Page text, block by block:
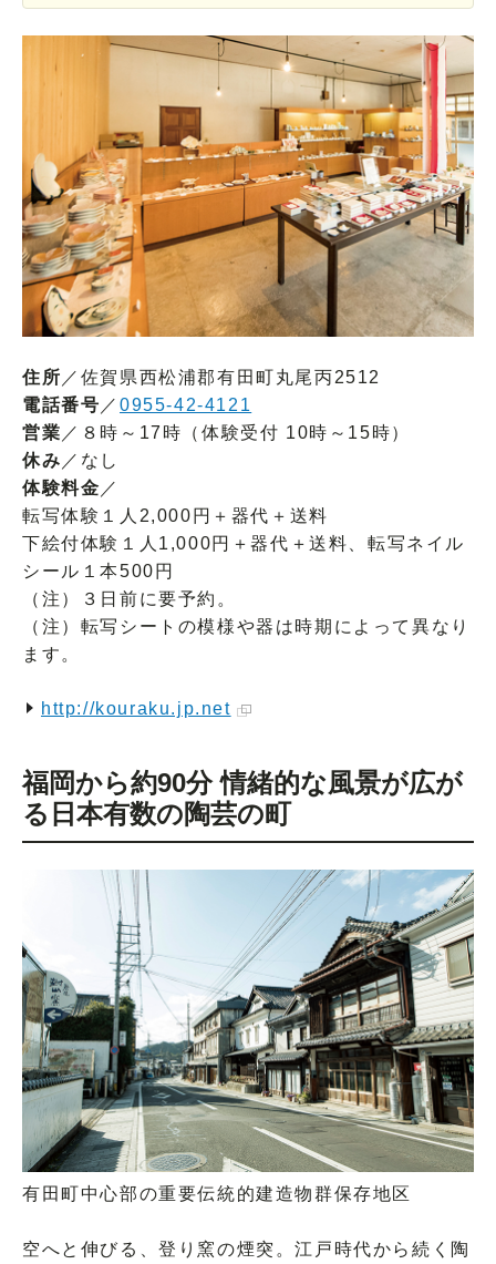
住所 ／佐賀県西松浦郡有田町丸尾丙2512
電話番号 ／0955-42-4121
営業 ／８時～17時（体験受付 10時～15時）
休み ／なし
体験料金 ／
転写体験１人2,000円＋器代＋送料
下絵付体験１人1,000円＋器代＋送料、転写ネイル
シール１本500円
（注）３日前に要予約。
（注）転写シートの模様や器は時期によって異なり
ます。
http://kouraku.jp.net
福岡から約90分 情緒的な風景が広が
る日本有数の陶芸の町
有田町中心部の重要伝統的建造物群保存地区
空へと伸びる、登り窯の煙突。江戸時代から続く陶